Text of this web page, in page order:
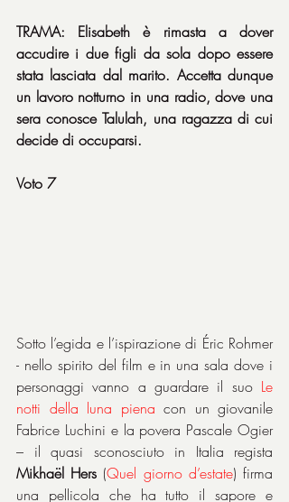
TRAMA: Elisabeth è rimasta a dover
accudire i due figli da sola dopo essere
stata lasciata dal marito. Accetta dunque
un lavoro notturno in una radio, dove una
sera conosce Talulah, una ragazza di cui
decide di occuparsi.
Voto 7
Sotto l’egida e l’ispirazione di Éric Rohmer
- nello spirito del film e in una sala dove i
personaggi vanno a guardare il suo Le
notti della luna piena con un giovanile
Fabrice Luchini e la povera Pascale Ogier
Mikhaël Hers (Quel giorno d’estate) firma
una pellicola che ha tutto il sapore e